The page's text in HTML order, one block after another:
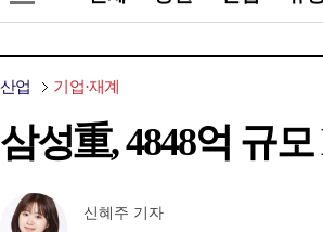
산업 기업·재계
삼성重, 4848억 규
신혜주 기자